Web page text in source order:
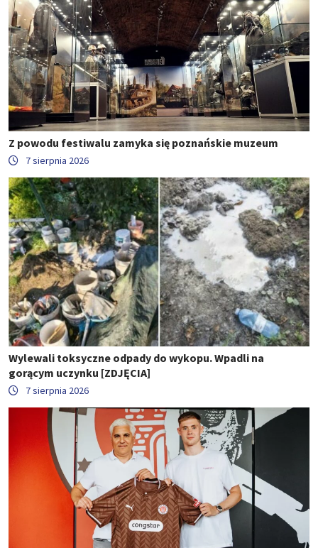
Z powodu festiwalu zamyka się poznańskie muzeum
7 sierpnia 2026
Wylewali toksyczne odpady do wykopu. Wpadli na
gorącym uczynku [ZDJĘCIA]
7 sierpnia 2026